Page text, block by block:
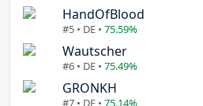
HandOfBlood
#5 • DE • 75.59%
Wautscher
#6 • DE • 75.49%
GRONKH
#7 • DE • 75.14%